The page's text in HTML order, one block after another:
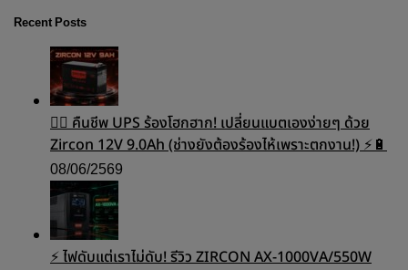
Recent Posts
🧟‍♂️ คืนชีพ UPS ร้องโฮกฮาก! เปลี่ยนแบตเองง่ายๆ ด้วย
Zircon 12V 9.0Ah (ช่างยังต้องร้องไห้เพราะตกงาน!) ⚡️🔋
08/06/2569
⚡ ไฟดับแต่เราไม่ดับ! รีวิว ZIRCON AX-1000VA/550W